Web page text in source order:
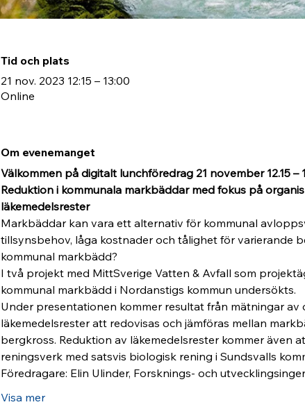
Tid och plats
21 nov. 2023 12:15 – 13:00
Online
Om evenemanget
Välkommen på digitalt lunchföredrag 21 november 12.15 –
Reduktion i kommunala markbäddar med fokus på
läkemedelsrester
Markbäddar kan vara ett alternativ för kommunal
tillsynsbehov, låga kostnader och tålighet för varierande
kommunal markbädd?
I två projekt med MittSverige Vatten & Avfall som
kommunal markbädd i Nordanstigs kommun undersökts.
Under presentationen kommer resultat från mätningar
läkemedelsrester att redovisas och jämföras mellan
bergkross. Reduktion av läkemedelsrester kommer även
reningsverk med satsvis biologisk rening i Sundsvalls
Föredragare: Elin Ulinder, Forsknings- och
Visa mer